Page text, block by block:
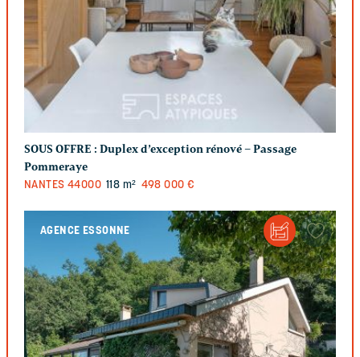
SOUS OFFRE : Duplex d’exception rénové – Passage
Pommeraye
NANTES 44000 118 m² 498 000 €
AGENCE ESSONNE